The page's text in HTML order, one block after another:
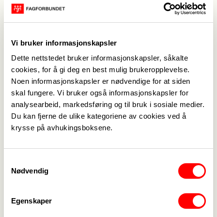
Vi bruker informasjonskapsler
Dette nettstedet bruker informasjonskapsler, såkalte
cookies, for å gi deg en best mulig brukeropplevelse.
Noen informasjonskapsler er nødvendige for at siden
skal fungere. Vi bruker også informasjonskapsler for
analysearbeid, markedsføring og til bruk i sosiale medier.
Du kan fjerne de ulike kategoriene av cookies ved å
krysse på avhukingsboksene.
Nødvendig
Egenskaper
Offentlig eierskap – kanskje spesielt
problematikken knyttet til privatisering av rent
arbeidstakerrettigheter, med mer. Goudriaan
poengterte også at mange europeere ikke har fått
lønnsøkning på mange år.
En annen utfordringfor fellesskapet er
skatteparadiser og en rekke smutthull i
rettferdig andel av inntektene. Ustabilitet rundt
Krim-halvøya og et stadig mer autoritært Tyrkia
dagsordenen.